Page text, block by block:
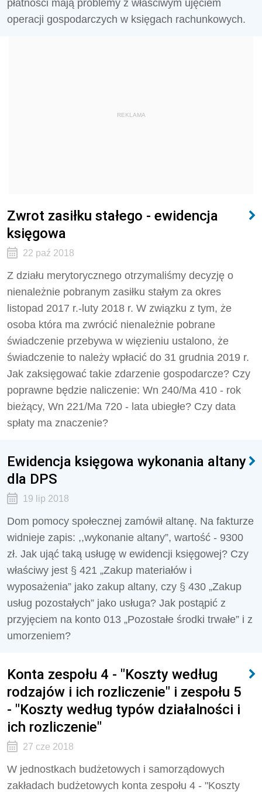
płatności mają problemy z właściwym ujęciem
operacji gospodarczych w księgach rachunkowych.
REKLAMA
Zwrot zasiłku stałego - ewidencja
księgowa
22 paź 2018
Z działu merytorycznego otrzymaliśmy decyzję o
nienależnie pobranym zasiłku stałym za okres
listopad 2017 r.-luty 2018 r. W związku z tym, że
osoba która ma zwrócić nienależnie pobrane
świadczenie przebywa w więzieniu ustalono, że
świadczenie to należy wpłacić do 31 grudnia 2019 r.
Jak zaksięgować takie zdarzenie gospodarcze? Czy
poprawne będzie naliczenie: Wn 240/Ma 410 - rok
bieżący, Wn 221/Ma 720 - lata ubiegłe? Czy data
spłaty ma znaczenie?
Ewidencja księgowa wykonania altany
dla DPS
19 lip 2018
Dom pomocy społecznej zamówił altanę. Na fakturze
widnieje zapis: ,,wykonanie altany”, wartość - 9300
zł. Jak ująć taką usługę w ewidencji księgowej? Czy
właściwy jest § 421 „Zakup materiałów i
wyposażenia” jako zakup altany, czy § 430 „Zakup
usług pozostałych” jako usługa? Jak postąpić z
przyjęciem na konto 013 „Pozostałe środki trwałe” i z
umorzeniem?
Konta zespołu 4 - "Koszty według
rodzajów i ich rozliczenie" i zespołu 5
- "Koszty według typów działalności i
ich rozliczenie"
27 cze 2018
W jednostkach budżetowych i samorządowych
zakładach budżetowych konta zespołu 4 - "Koszty